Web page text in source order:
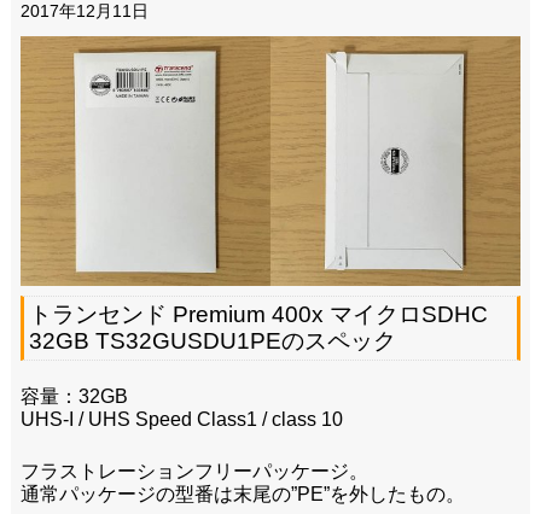
2017年12月11日
トランセンド Premium 400x マイクロSDHC
32GB TS32GUSDU1PEのスペック
容量：32GB
UHS-I / UHS Speed Class1 / class 10
フラストレーションフリーパッケージ。
通常パッケージの型番は末尾の”PE”を外したもの。